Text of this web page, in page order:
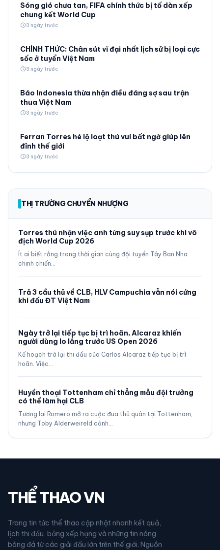
Sóng gió chưa tan, FIFA chính thức bị tố dàn xếp
chung kết World Cup
schedule3 ngày trước
CHÍNH THỨC: Chân sút vĩ đại nhất lịch sử bị loại cực
sốc ở tuyển Việt Nam
schedule3 ngày trước
Báo Indonesia thừa nhận điều đáng sợ sau trận
thua Việt Nam
schedule3 ngày trước
Ferran Torres hé lộ loạt thú vui bất ngờ giúp lên
đỉnh thế giới
schedule3 ngày trước
THỊ TRƯỜNG CHUYỂN NHƯỢNG
Torres thú nhận việc anh từng suy sụp trước khi vô
địch World Cup 2026
Ít ai biết rằng trong thời gian cùng đội tuyển Tây Ban Nha
chinh chiến…
Trả 3 cầu thủ về CLB, HLV Campuchia vẫn nói cứng
khi đấu ĐT Việt Nam
Ngày trở lại tiếp tục bị trì hoãn, Alcaraz khiến
người dùng lo lắng trước US Open 2026
Kế hoạch trở lại thi đấu của Carlos Alcaraz tiếp tục bị trì
hoãn. Việc…
Huyền thoại Tottenham chỉ thẳng mẫu đội trưởng
có thể làm hại CLB
Tương lai Romero mở ra cuộc đua thủ quân tại Tottenham,
nhưng Toby Alderweireld cảnh…
THỂ THAO VN
Trang tin tức thể thao cập nhật nhanh kết quả,
lịch thi đấu, bảng xếp hạng và những tin nóng
bóng đá từ các giải đấu lớn trên thế giới. Nguồn